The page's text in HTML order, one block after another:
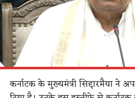
कर्नाटक के मुख्यमंत्री सिद्दारमैया ने